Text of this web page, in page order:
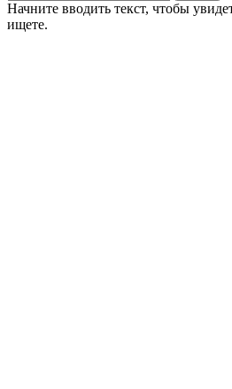
Начните вводить текст, чтобы
ищете.